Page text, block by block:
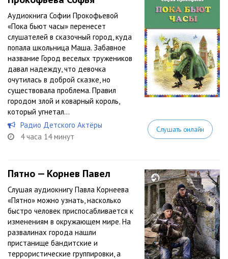
Аудиокнига Софии Прокофьевой
«Пока бьют часы» перенесет
слушателей в сказочный город, куда
попала школьница Маша. Забавное
название Город веселых тружеников
давал надежду, что девочка
очутилась в доброй сказке, но
существовала проблема. Правил
городом злой и коварный король,
который угнетал...
Радио Детского Актёры
4 часа 14 минут
Слушать онлайн
Пятно — Корнев Павел
Слушая аудиокнигу Павла Корнеева
«Пятно» можно узнать, насколько
быстро человек приспосабливается к
изменениям в окружающем мире. На
развалинах города нашли
пристанище бандитские и
террористические группировки, а